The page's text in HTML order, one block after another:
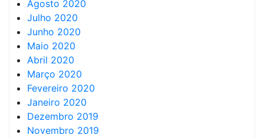
Agosto 2020
Julho 2020
Junho 2020
Maio 2020
Abril 2020
Março 2020
Fevereiro 2020
Janeiro 2020
Dezembro 2019
Novembro 2019